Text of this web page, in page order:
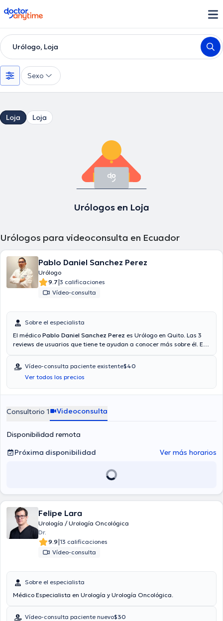
doctoranytime
Urólogo, Loja
Sexo
Loja Loja
Urólogos en Loja
Urólogos para videoconsulta en Ecuador
Pablo Daniel Sanchez Perez
Urólogo
9.7|3 calificaciones
Vídeo-consulta
Sobre el especialista
El médico Pablo Daniel Sanchez Perez es Urólogo en Quito. Las 3
reviews de usuarios que tiene te ayudan a conocer más sobre él. El
Aseguradoras tales como Confiamed medicina prepagada,
Consulta privada, Cruz blanca medicina prepagada son aceptadas.
Vídeo-consulta paciente existente$40
Ver todos los precios
Consultorio 1 Videoconsulta
Disponibilidad remota
Próxima disponibilidad
Ver más horarios
Felipe Lara
Urología / Urología Oncológica
Dr.
9.9|13 calificaciones
Vídeo-consulta
Sobre el especialista
Médico Especialista en Urología y Urología Oncológica.
Vídeo-consulta paciente nuevo$30